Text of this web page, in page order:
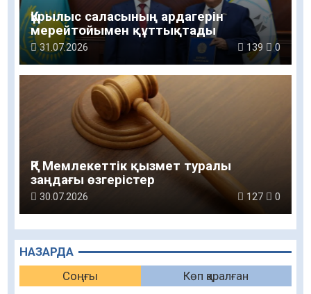
НАЗАРДА
Соңғы
Көп қаралған
Құрылыс саласының ардагерін
мерейтойымен құттықтады
31.07.2026 139 0
ҚР Мемлекеттік қызмет туралы
заңдағы өзгерістер
30.07.2026 127 0